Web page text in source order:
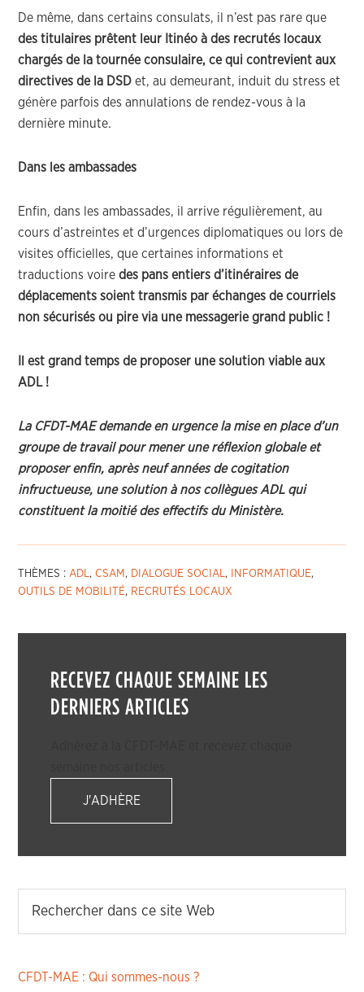
De même, dans certains consulats, il n’est pas rare que
des titulaires prêtent leur Itinéo à des recrutés locaux
chargés de la tournée consulaire, ce qui contrevient aux
directives de la DSD et, au demeurant, induit du stress et
génère parfois des annulations de rendez-vous à la
dernière minute.
Dans les ambassades
Enfin, dans les ambassades, il arrive régulièrement, au
cours d’astreintes et d’urgences diplomatiques ou lors de
visites officielles, que certaines informations et
traductions voiredes pans entiers d’itinéraires de
déplacements soient transmis par échanges de courriels
non sécurisés ou pire via une messagerie grand public !
Il est grand temps de proposer une solution viable aux
ADL !
La CFDT-MAE demande en urgence la mise en place d’un
groupe de travail pour mener une réflexion globale et
proposer enfin, après neuf années de cogitation
infructueuse, une solution à nos collègues ADL qui
constituent la moitié des effectifs du Ministère.
THÈMES :ADL,CSAM , DIALOGUE SOCIAL, INFORMATIQUE,
OUTILS DE MOBILITÉ, RECRUTÉS LOCAUX
RECEVEZ CHAQUE SEMAINE LES
DERNIERS ARTICLES
J'ADHÈRE
CFDT-MAE : Qui sommes-nous ?